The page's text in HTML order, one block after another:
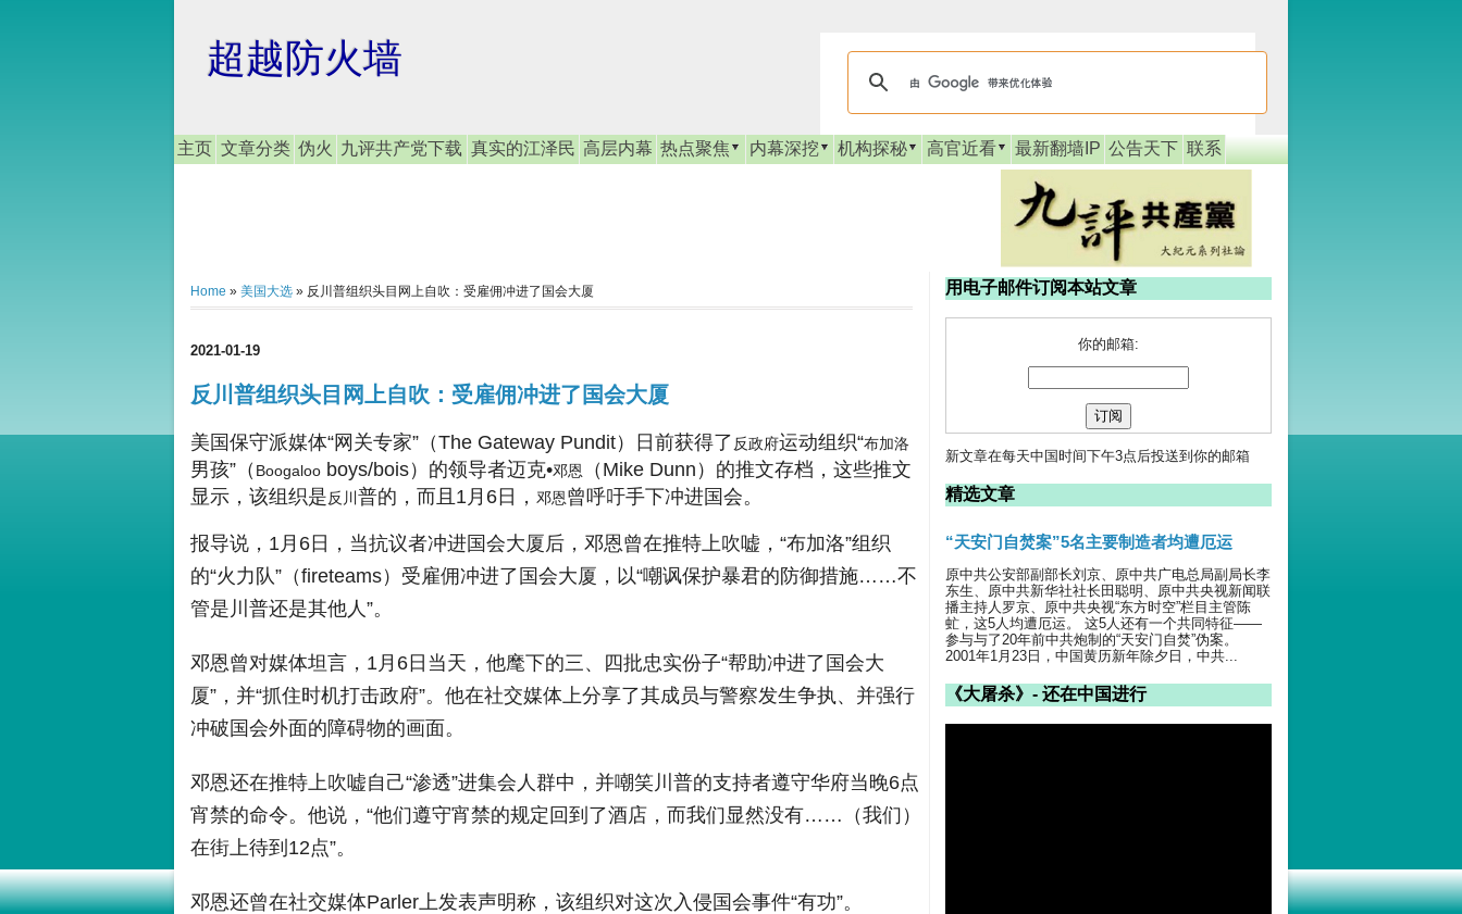
超越防火墙
主页 文章分类 伪火 九评共产党下载 真实的江泽民 高层内幕 热点聚焦 内幕深挖 机构探秘 高官近看 最新翻墙IP 公告天下 联系
Home » 美国大选 » 反川普组织头目网上自吹：受雇佣冲进了国会大厦
2021-01-19
反川普组织头目网上自吹：受雇佣冲进了国会大厦
美国保守派媒体“网关专家”（The Gateway Pundit）日前获得了 反政府运动组织“布加洛
男孩”（ Boogaloo boys/bois）的领导者迈克•邓恩
（Mike Dunn）的推文存档，这些推文
显示，该组织是反川 普的，而且1月6日， 邓恩曾呼吁手下冲进国会。
报导说，1月6日，当抗议者冲进国会大厦后，邓恩曾在推特上吹嘘，“布加洛”组织
的“火力队”（fireteams）受雇佣冲进了国会大厦，以“嘲讽保护暴君的防御措施……不
管是川普还是其他人”。
邓恩曾对媒体坦言，1月6日当天，他麾下的三、四批忠实份子“帮助冲进了国会大
厦”，并“抓住时机打击政府”。他在社交媒体上分享了其成员与警察发生争执、并强行
冲破国会外面的障碍物的画面。
邓恩还在推特上吹嘘自己“渗透”进集会人群中，并嘲笑川普的支持者遵守华府当晚6点
宵禁的命令。他说，“他们遵守宵禁的规定回到了酒店，而我们显然没有……（我们）
在街上待到12点”。
邓恩还曾在社交媒体Parler上发表声明称，该组织对这次入侵国会事件“有功”。
用电子邮件订阅本站文章
你的邮箱:
新文章在每天中国时间下午3点后投送到你的邮箱
精选文章
“天安门自焚案”5名主要制造者均遭厄运
原中共公安部副部长刘京、原中共广电总局副局长李
东生、原中共新华社社长田聪明、原中共央视新闻联
播主持人罗京、原中共央视“东方时空”栏目主管陈
虻，这5人均遭厄运。 这5人还有一个共同特征——
参与与了20年前中共炮制的“天安门自焚”伪案。
2001年1月23日，中国黄历新年除夕日，中共...
《大屠杀》- 还在中国进行